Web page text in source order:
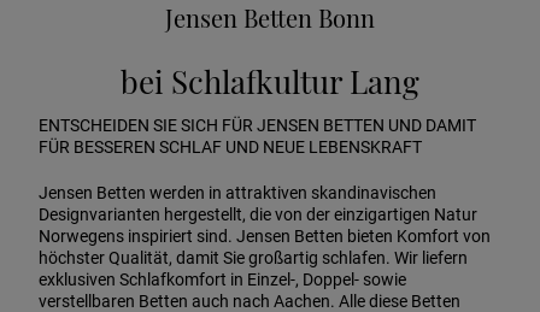
Jensen Betten Bonn
bei Schlafkultur Lang
ENTSCHEIDEN SIE SICH FÜR JENSEN BETTEN UND DAMIT
FÜR BESSEREN SCHLAF UND NEUE LEBENSKRAFT
Jensen Betten werden in attraktiven skandinavischen
Designvarianten hergestellt, die von der einzigartigen Natur
Norwegens inspiriert sind. Jensen Betten bieten Komfort von
höchster Qualität, damit Sie großartig schlafen. Wir liefern
exklusiven Schlafkomfort in Einzel-, Doppel- sowie
verstellbaren Betten auch nach Aachen. Alle diese Betten